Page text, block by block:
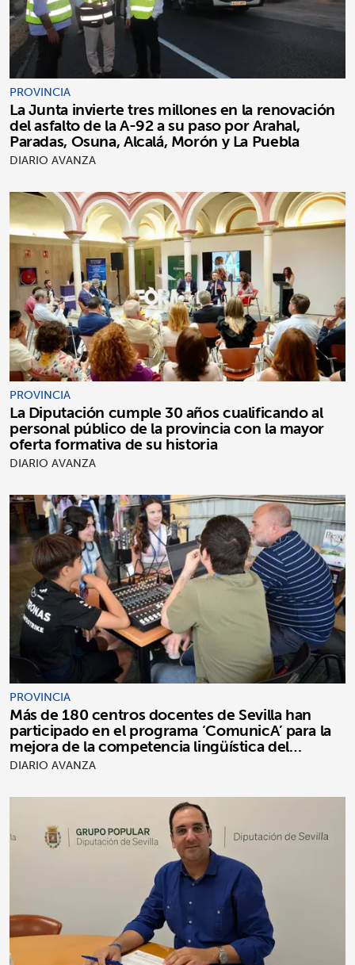
PROVINCIA
La Junta invierte tres millones en la renovación
del asfalto de la A-92 a su paso por Arahal,
Paradas, Osuna, Alcalá, Morón y La Puebla
DIARIO AVANZA
PROVINCIA
La Diputación cumple 30 años cualificando al
personal público de la provincia con la mayor
oferta formativa de su historia
DIARIO AVANZA
PROVINCIA
Más de 180 centros docentes de Sevilla han
participado en el programa ‘ComunicA’ para la
mejora de la competencia lingüística del
alumnado
DIARIO AVANZA